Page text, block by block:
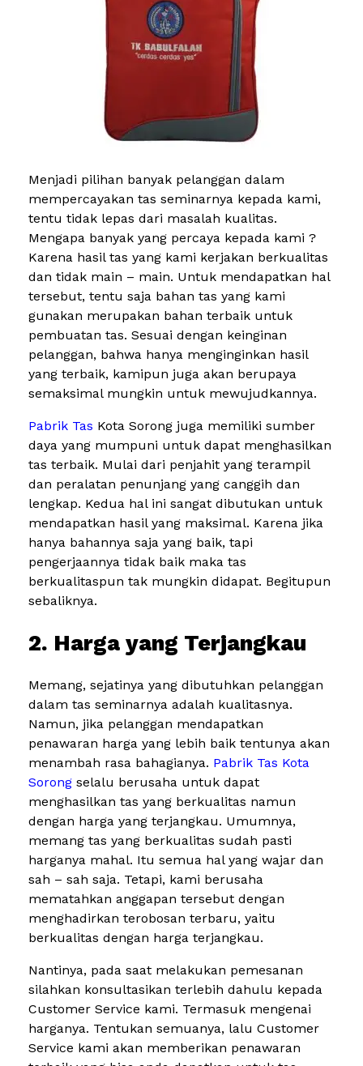
Menjadi pilihan banyak pelanggan dalam
mempercayakan tas seminarnya kepada kami,
tentu tidak lepas dari masalah kualitas.
Mengapa banyak yang percaya kepada kami ?
Karena hasil tas yang kami kerjakan berkualitas
dan tidak main – main. Untuk mendapatkan hal
tersebut, tentu saja bahan tas yang kami
gunakan merupakan bahan terbaik untuk
pembuatan tas. Sesuai dengan keinginan
pelanggan, bahwa hanya menginginkan hasil
yang terbaik, kamipun juga akan berupaya
semaksimal mungkin untuk mewujudkannya.
Pabrik Tas Kota Sorong juga memiliki sumber
daya yang mumpuni untuk dapat menghasilkan
tas terbaik. Mulai dari penjahit yang terampil
dan peralatan penunjang yang canggih dan
lengkap. Kedua hal ini sangat dibutukan untuk
mendapatkan hasil yang maksimal. Karena jika
hanya bahannya saja yang baik, tapi
pengerjaannya tidak baik maka tas
berkualitaspun tak mungkin didapat. Begitupun
sebaliknya.
2. Harga yang Terjangkau
Memang, sejatinya yang dibutuhkan pelanggan
dalam tas seminarnya adalah kualitasnya.
Namun, jika pelanggan mendapatkan
penawaran harga yang lebih baik tentunya akan
menambah rasa bahagianya. Pabrik Tas Kota
Sorong selalu berusaha untuk dapat
menghasilkan tas yang berkualitas namun
dengan harga yang terjangkau. Umumnya,
memang tas yang berkualitas sudah pasti
harganya mahal. Itu semua hal yang wajar dan
sah – sah saja. Tetapi, kami berusaha
mematahkan anggapan tersebut dengan
menghadirkan terobosan terbaru, yaitu
berkualitas dengan harga terjangkau.
Nantinya, pada saat melakukan pemesanan
silahkan konsultasikan terlebih dahulu kepada
Customer Service kami. Termasuk mengenai
harganya. Tentukan semuanya, lalu Customer
Service kami akan memberikan penawaran